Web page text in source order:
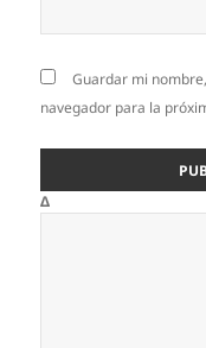
Guardar mi
navegador para la
Δ